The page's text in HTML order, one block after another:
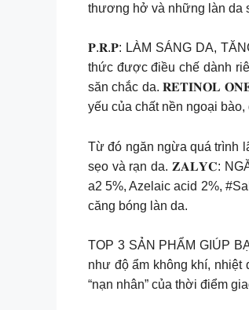
thương hở và những làn da
𝐏.𝐑.𝐏: LÀM SÁNG DA,
thức được điều chế dành
săn chắc da. 𝐑𝐄𝐓𝐈𝐍𝐎𝐋 𝐎𝐍𝐄
yếu của chất nền ngoại
Từ đó ngăn ngừa quá trình
sẹo và rạn da. 𝐙𝐀𝐋𝐘𝐂:
a2 5%, Azelaic acid 2%,
căng bóng làn da.
TOP 3 SẢN PHẨM GIÚP
như độ ẩm không khí,
“nạn nhân” của thời điểm